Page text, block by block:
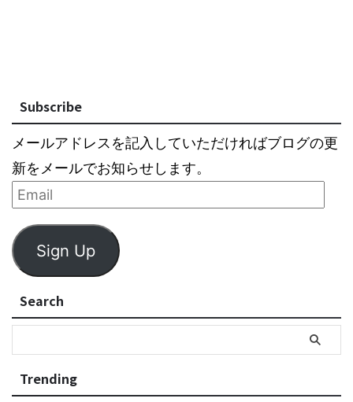
Subscribe
メールアドレスを記入していただければブログの更
新をメールでお知らせします。
Sign Up
Search
Trending